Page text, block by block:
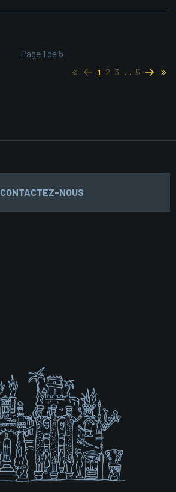
Page 1 de 5
Page
1 Page
2 Page
3 … Page
5
CONTACTEZ-NOUS